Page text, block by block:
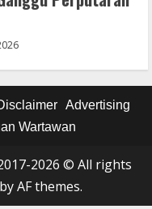
Advertising
Wartawan
2026 © All rights
by AF themes.